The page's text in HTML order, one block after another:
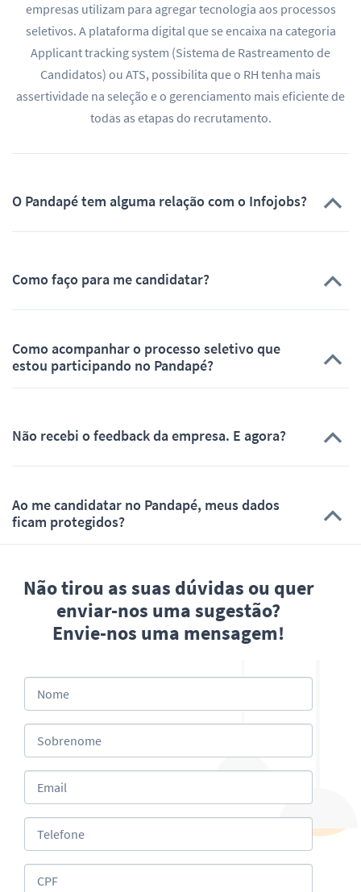
empresas utilizam para agregar tecnologia aos processos
seletivos. A plataforma digital que se encaixa na categoria
Applicant tracking system (Sistema de Rastreamento de
Candidatos) ou ATS, possibilita que o RH tenha mais
assertividade na seleção e o gerenciamento mais eficiente de
todas as etapas do recrutamento.
O Pandapé tem alguma relação com o Infojobs?
Como faço para me candidatar?
Como acompanhar o processo seletivo que
estou participando no Pandapé?
Não recebi o feedback da empresa. E agora?
Ao me candidatar no Pandapé, meus dados
ficam protegidos?
Não tirou as suas dúvidas ou quer
enviar-nos uma sugestão?
Envie-nos uma mensagem!
Nome
Sobrenome
Email
Telefone
CPF